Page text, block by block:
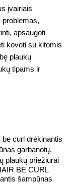
įvairiais
problemas,
apsaugoti
kovoti su kitomis
plaukų
tipams ir
BE CURL
šampūnas